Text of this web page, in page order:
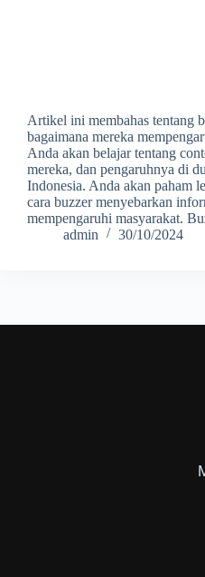
Artikel ini membahas tentang
bagaimana mereka
Anda akan belajar tentang
mereka, dan pengaruhnya di
Indonesia. Anda akan paham
cara buzzer menyebarkan
mempengaruhi masyarakat.
admin
30/10/2024